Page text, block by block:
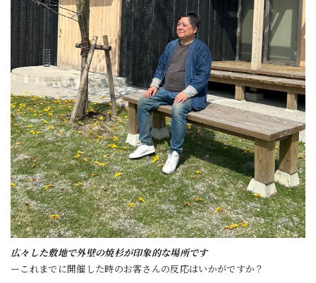
広々した敷地で外壁の焼杉が印象的な場所です
ーこれまでに開催した時のお客さんの反応はいかがですか？